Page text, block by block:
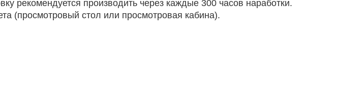
рекомендуется производить через каждые 300 часов наработки.
(просмотровый стол или просмотровая кабина).